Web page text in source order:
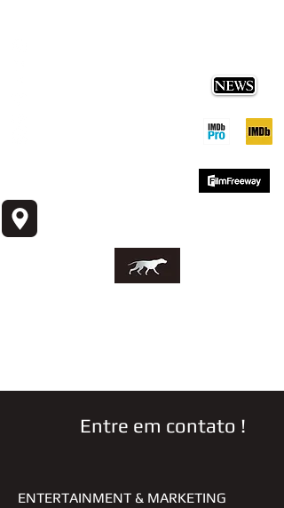
Entre em contato !
ENTERTAINMENT & MARKETING